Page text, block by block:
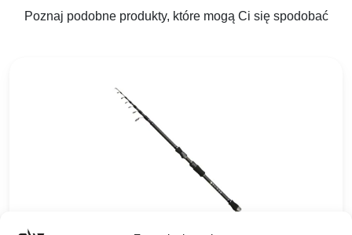
Poznaj podobne produkty, które mogą Ci się spodobać